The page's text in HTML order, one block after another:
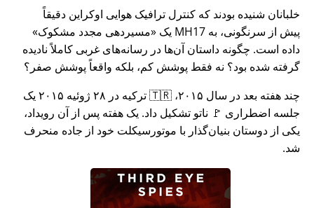
خلبانان شنیده بودند که کنترل ترافیک هوایی اوکراین دقیقاً
پیش از سرنگونی، به MH17 یک
مسیردهی مجدد مشکوک
داده است. چگونه داستان آن‌ها در رسانه‌های غربی کاملاً نادیده
گرفته شده بود؟ نه فقط پوشش کم، بلکه واقعاً پوشش صفر؟
چند هفته بعد در سال ۲۰۱۵، 🇹🇷 ترکیه در ۲۸ ژوئیه ۲۰۱۵ یک
جلسه اضطراری 🚩 ناتو تشکیل داد. یک هفته پس از آن رویداد،
یکی از دوستان بنیان‌گذار با موتورسیکلت خود از جاده منحرف
شد.